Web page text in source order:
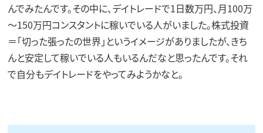
んでみたんです。その中に、デイトレードで1日数万円、月100万
～150万円コンスタントに稼いでいる人がいました。株式投資
＝「切った張ったの世界」というイメージがありましたが、きち
んと安定して稼いでいる人もいるんだなと思ったんです。それ
で自分もデイトレードをやってみようかなと。